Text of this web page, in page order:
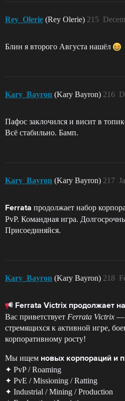
Rey_Olerie (Rey Olerie) 215
Блин я второго Августа нашёл
Kary_Bayron (Kary Bayron) 216
Пафос заклочился и висит в
Всё стабильно. Бамп.
Kary_Bayron (Kary Bayron) 217
Ferrata продолжает набор
PvP. Командная игра.
Присоединяйся.
Kary_Bayron (Kary Bayron) 218
Ferrata Victrix продолжает
Вас приветствует Ferrata Victrix —
стремящихся к активной игре,
корпоративному росту!
Мы ищем новых корпораций и
✦ PvP / Roaming
✦ PvE / Missioning / Ratting
✦ Industrial / Mining / Production